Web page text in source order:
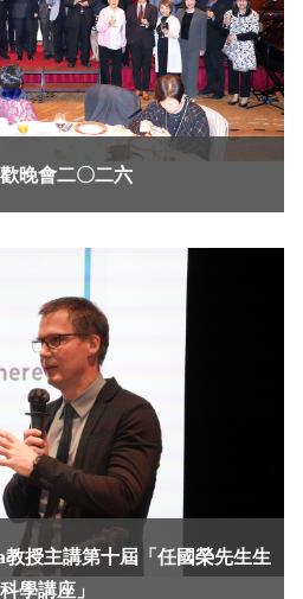
晚會二〇二六
授主講第十屆「任國榮先生生
學講座」